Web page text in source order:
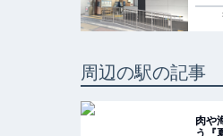
周辺の駅の記事
肉や